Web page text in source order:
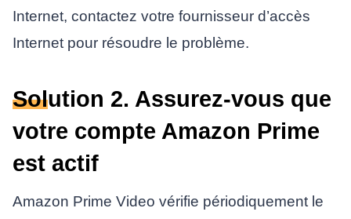
Internet, contactez votre fournisseur d’accès
Internet pour résoudre le problème.
Solution 2. Assurez-vous que
votre compte Amazon Prime
est actif
Amazon Prime Video vérifie périodiquement le